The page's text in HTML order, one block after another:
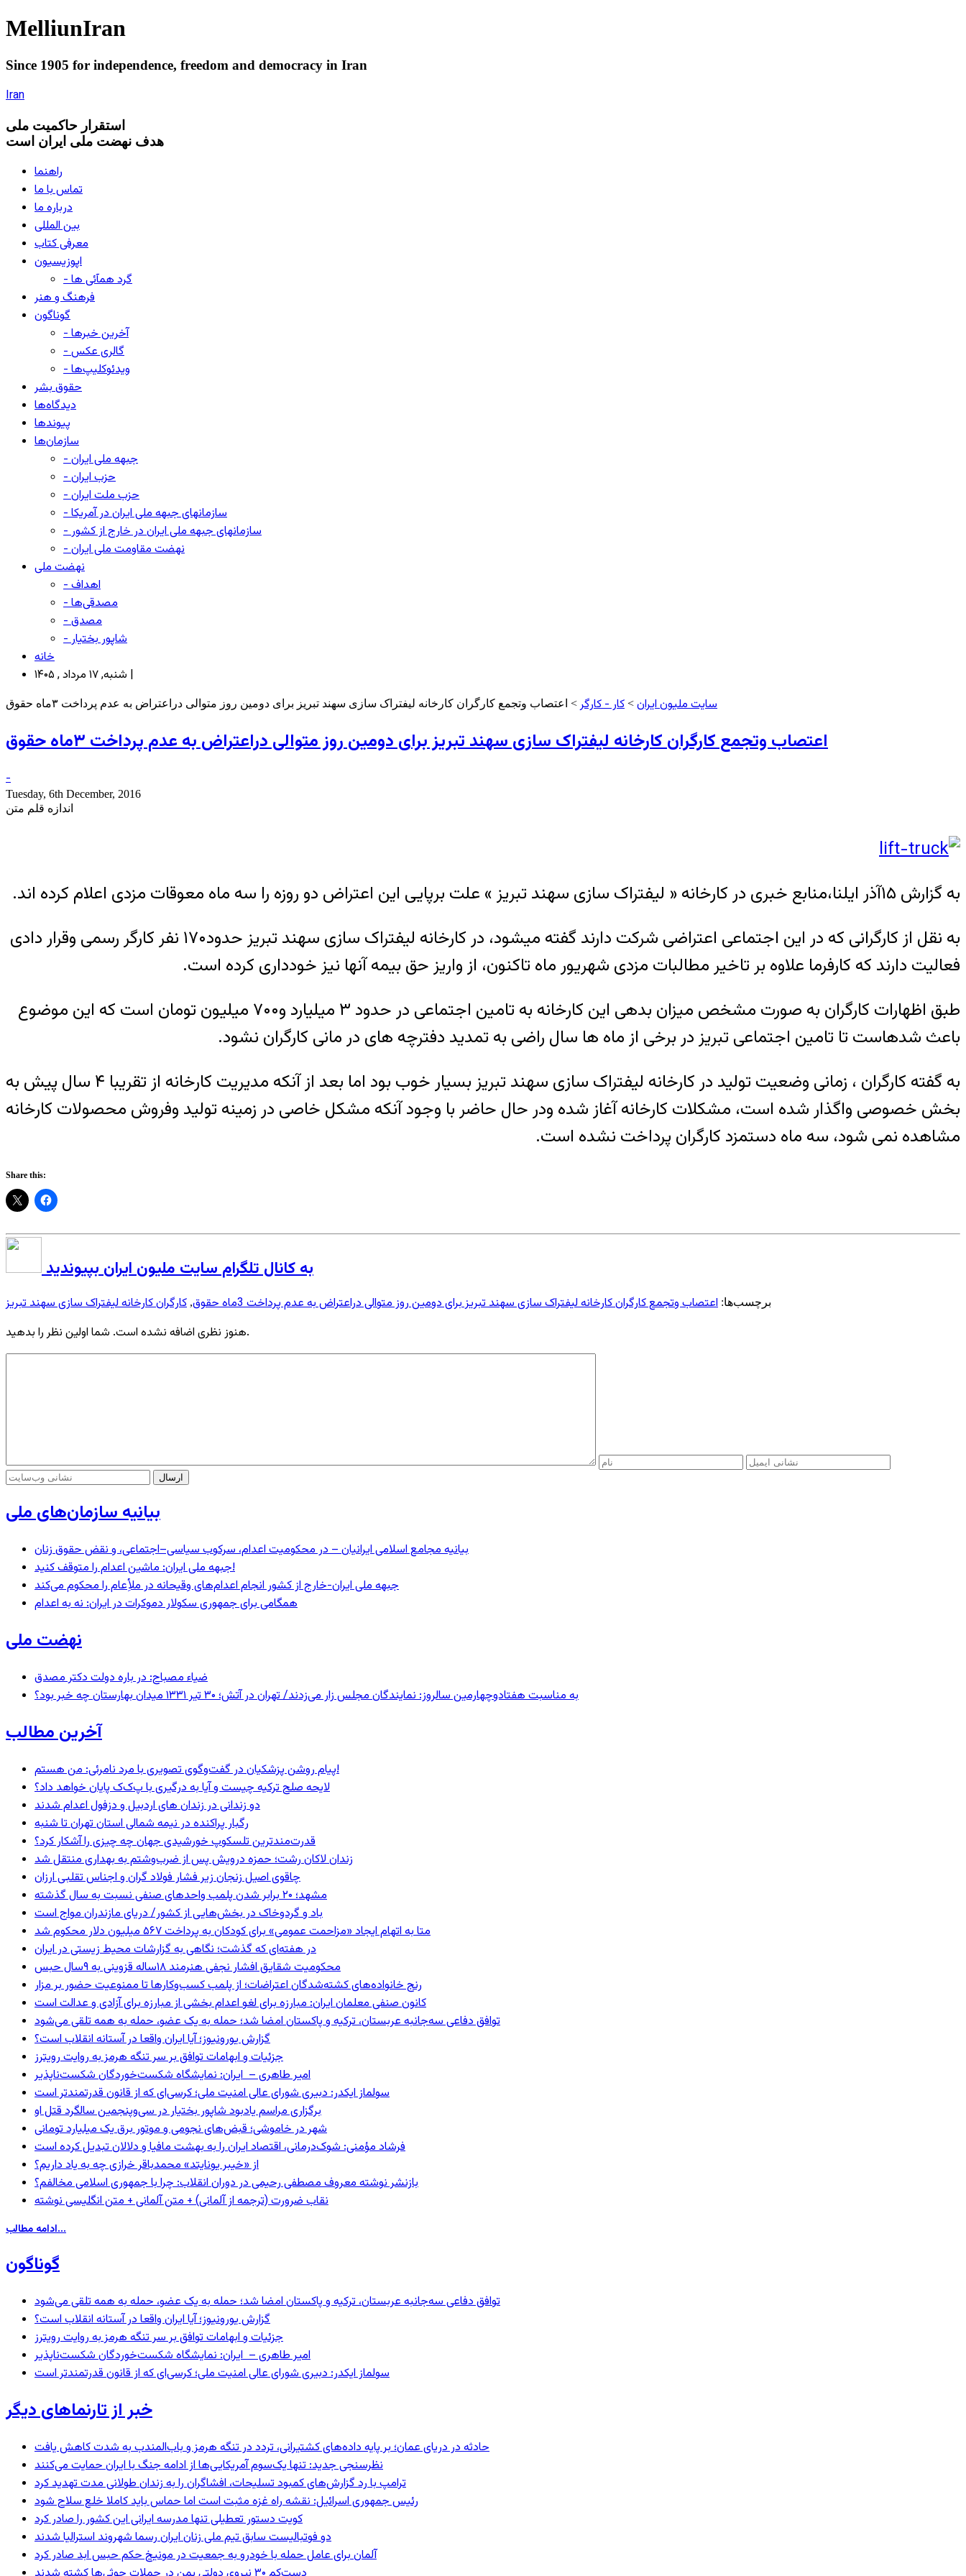
MelliunIran
Since 1905 for independence, freedom and democracy in Iran
Iran
استقرار حاکميت ملی
هدف نهضت ملی ایران است
راهنما
تماس با ما
درباره ما
بین المللی
معرفی کتاب
اپوزیسیون
- گرد همآئی ها
فرهنگ و هنر
گوناگون
- آخرین خبرها
- گالری عکس
- ویدئوکلیپ‌ها
حقوق بشر
دیدگاه‌ها
پیوندها
سازمان‌ها
- جبهه ملی ایران
- حزب ایران
- حزب ملت ایران
- سازمانهای جبهه ملی ایران در آمریکا
- سازمانهای جبهه ملی ایران در خارج از کشور
- نهضت مقاومت ملی ایران
نهضت ملی
- اهداف
- مصدقی‌ها
- مصدق
- شاپور بختیار
خانه
شنبه, ۱۷ مرداد , ۱۴۰۵ |
سایت ملیون ایران > کار - کارگر > اعتصاب وتجمع کارگران کارخانه لیفتراک سازی سهند تبریز برای دومین روز متوالی دراعتراض به عدم پرداخت ۳ماه حقوق
اعتصاب وتجمع کارگران کارخانه لیفتراک سازی سهند تبریز برای دومین روز متوالی دراعتراض به عدم پرداخت ۳ماه حقوق
-
Tuesday, 6th December, 2016
اندازه قلم متن
به گزارش ۱۵آذر ایلنا،منابع خبری در کارخانه « لیفتراک سازی سهند تبریز » علت برپایی این اعتراض دو روزه را سه ماه معوقات مزدی اعلام کرده اند.
به نقل از کارگرانی که در این اجتماعی اعتراضی شرکت دارند گفته میشود، در کارخانه لیفتراک سازی سهند تبریز حدود۱۷۰ نفر کارگر رسمی وقرار دادی
فعالیت دارند که کارفرما علاوه بر تاخیر مطالبات مزدی شهریور ماه تاکنون، از واریز حق بیمه آنها نیز خودداری کرده است.
طبق اظهارات کارگران به صورت مشخص میزان بدهی این کارخانه به تامین اجتماعی در حدود ۳ میلیارد و۷۰۰ میلیون تومان است که این موضوع
باعث شدهاست تا تامین اجتماعی تبریز در برخی از ماه ها سال راضی به تمدید دفترچه های در مانی کارگران نشود.
به گفته کارگران ، زمانی وضعیت تولید در کارخانه لیفتراک سازی سهند تبریز بسیار خوب بود اما بعد از آنکه مدیریت کارخانه از تقریبا ۴ سال پیش به
بخش خصوصی واگذار شده است، مشکلات کارخانه آغاز شده ودر حال حاضر با وجود آنکه مشکل خاصی در زمینه تولید وفروش محصولات کارخانه
مشاهده نمی شود، سه ماه دستمزد کارگران پرداخت نشده است.
Share this:
به کانال تلگرام سایت ملیون ایران بپیوندید
برچسب‌ها: اعتصاب وتجمع کارگران کارخانه لیفتراک سازی سهند تبریز برای دومین روز متوالی دراعتراض به عدم پرداخت 3ماه حقوق , کارگران کارخانه لیفتراک سازی سهند تبریز
هنوز نظری اضافه نشده است. شما اولین نظر را بدهید.
بیانیه سازمان‌های ملی
بیانیه مجامع اسلامی ایرانیان – در محکومیت اعدام، سرکوب سیاسی–اجتماعی، و نقض حقوق زنان
جبهه ملی ایران: ماشین اعدام را متوقف کنید!
جبهه ملی ایران-خارج از کشور انجام اعدام‌های وقیحانه در ملأِعام را محکوم می‌کند
همگامی برای جمهوری سکولار دموکرات در ایران: نه به اعدام
نهضت ملی
ضیاء مصباح: در باره دولت دکتر مصدق
به مناسبت هفتادوچهارمین سالروز: نمایندگان مجلس زار می‌زدند/ تهران در آتش؛ ۳۰ تیر ۱۳۳۱ میدان بهارستان چه خبر بود؟
آخرین مطالب
پیام روشن پزشکیان در گفت‌و‌گوی تصویری با مرد نامرئی: من هستم!
لایحه صلح ترکیه چیست و آیا به درگیری با پ‌ک‌ک پایان خواهد داد؟
دو زندانی در زندان های اردبیل و دزفول اعدام شدند
رگبار پراکنده در نیمه شمالی استان تهران تا شنبه
قدرت‌مندترین تلسکوپ خورشیدی جهان چه چیزی را آشکار کرد؟
زندان لاکان رشت؛ حمزه درویش پس از ضرب‌وشتم به بهداری منتقل شد
چاقوی اصیل زنجان زیر فشار فولاد گران و اجناس تقلبی ارزان
مشهد؛ ۲۰ برابر شدن پلمب واحدهای صنفی نسبت به سال گذشته
باد و گردوخاک در بخش‌هایی از کشور/ دریای مازندران مواج است
متا به اتهام ایجاد «مزاحمت عمومی» برای کودکان به پرداخت ۵۶۷ میلیون دلار محکوم شد
در هفته‌ای که گذشت؛ نگاهی به گزارشات محیط زیستی در ایران
محکومیت شقایق افشار نجفی هنرمند ۱۸ساله قزوینی به ۹سال حبس
رنج خانواده‌های کشته‌شدگان اعتراضات؛ از پلمب کسب‌وکارها تا ممنوعیت حضور بر مزار
کانون صنفی معلمان ایران: مبارزه برای لغو اعدام بخشی از مبارزه برای آزادی و عدالت است
توافق دفاعی سه‌جانبه عربستان، ترکیه و پاکستان امضا شد؛ حمله به یک عضو، حمله به همه تلقی می‌شود
گزارش یورونیوز؛ آیا ایران واقعا در آستانه انقلاب است؟
جزئیات و ابهامات توافق بر سر تنگه هرمز به روایت رویترز
امیر طاهری – ایران: نمایشگاه شکست‌خوردگان شکست‌ناپذیر
سولماز ایکدر: دبیری شورای عالی امنیت ملی؛ کرسی‌ای که از قانون قدرتمندتر است
برگزاری مراسم یادبود شاپور بختیار در سی‌وپنجمین سالگرد قتل او
شهر در خاموشی؛ قبض‌های نجومی و موتور برق یک میلیارد تومانی
فرشاد مؤمنی: شوک‌درمانی، اقتصاد ایران را به بهشت مافیا و دلالان تبدیل کرده است
از «خیبر یونایتد» محمدباقر خرازی چه به یاد داریم؟
بازنشر نوشته معروف مصطفی رحیمی در دوران انقلاب: چرا با جمهوری اسلامی مخالفم؟
نقاب ضرورت (ترجمه از آلمانی) + متن آلمانی + متن انگلیسی نوشته
ادامه مطالب...
گوناگون
توافق دفاعی سه‌جانبه عربستان، ترکیه و پاکستان امضا شد؛ حمله به یک عضو، حمله به همه تلقی می‌شود
گزارش یورونیوز؛ آیا ایران واقعا در آستانه انقلاب است؟
جزئیات و ابهامات توافق بر سر تنگه هرمز به روایت رویترز
امیر طاهری – ایران: نمایشگاه شکست‌خوردگان شکست‌ناپذیر
سولماز ایکدر: دبیری شورای عالی امنیت ملی؛ کرسی‌ای که از قانون قدرتمندتر است
خبر از تارنماهای دیگر
حادثه در دریای عمان؛ بر پایه داده‌های کشتیرانی، تردد در تنگه هرمز و باب‌المندب به شدت کاهش یافت
نظرسنجی جدید: تنها یک‌سوم آمریکایی‌ها از ادامه جنگ با ایران حمایت می‌کنند
ترامپ با رد گزارش‌های کمبود تسلیحات، افشاگران را به زندان طولانی مدت تهدید کرد
رئیس‌ جمهوری اسرائیل: نقشه راه غزه مثبت است اما حماس باید کاملا خلع سلاح شود
کویت دستور تعطیلی تنها مدرسه ایرانی این کشور را صادر کرد
دو فوتبالیست سابق تیم ملی زنان ایران رسما شهروند استرالیا شدند
آلمان برای عامل حمله با خودرو به جمعیت در مونیخ حکم حبس ابد صادر کرد